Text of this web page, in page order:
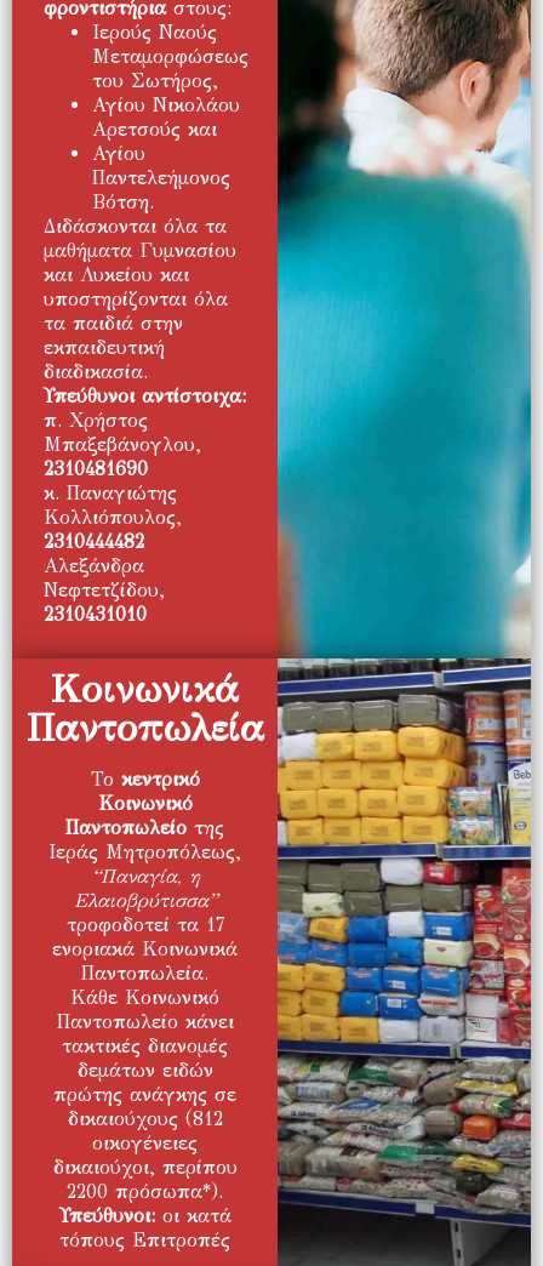
φροντιστήριαστους:
Ιερούς Ναούς
Μεταμορφώσεως
του Σωτήρος,
Αγίου Νικολάου
Αρετσούς και
Αγίου
Παντελεήμονος
Βότση.
Διδάσκονται όλα τα
μαθήματα Γυμνασίου
και Λυκείου και
υποστηρίζονται όλα
τα παιδιά στην
εκπαιδευτική
διαδικασία.
Υπεύθυνοι αντίστοιχα:
π. Χρήστος
Μπαξεβάνογλου,
2310481690
κ. Παναγιώτης
Κολλιόπουλος,
2310444482
Αλεξάνδρα
Νεφτετζίδου,
2310431010
Κοινωνικά
Παντοπωλεία
Το κεντρικό
Κοινωνικό
Παντοπωλείο της
Ιεράς Μητροπόλεως,
“Παναγία, η
Ελαιοβρύτισσα”
τροφοδοτεί τα 17
ενοριακά Κοινωνικά
Παντοπωλεία.
Κάθε Κοινωνικό
Παντοπωλείο κάνει
τακτικές διανομές
δεμάτων ειδών
πρώτης ανάγκης σε
δικαιούχους (812
οικογένειες
δικαιούχοι, περίπου
2200 πρόσωπα*).
Υπεύθυνοι:οι κατά
τόπους Επιτροπές